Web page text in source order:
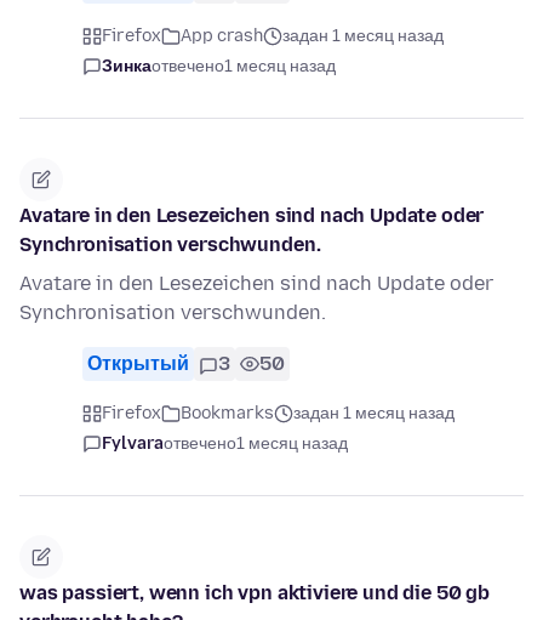
Firefox App crash
задан 1 месяц назад
Зинкаотвечено1 месяц назад
Avatare in den Lesezeichen sind nach Update oder
Synchronisation verschwunden.
Avatare in den Lesezeichen sind nach Update oder
Synchronisation verschwunden.
Открытый 3 50
Firefox Bookmarks
задан 1 месяц назад
Fylvaraотвечено1 месяц назад
was passiert, wenn ich vpn aktiviere und die 50 gb